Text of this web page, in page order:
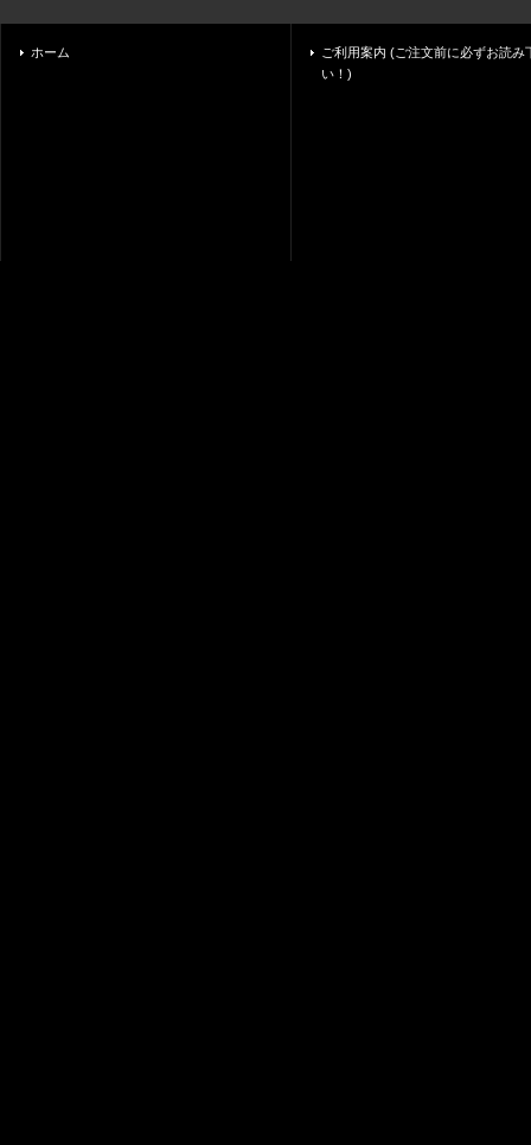
ホーム
ご利用案内 (ご注文前に必ずお読み
い！)